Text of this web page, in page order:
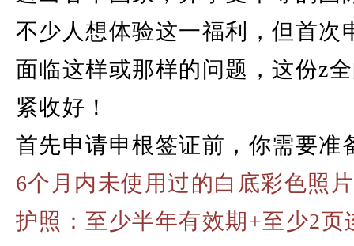
不少人想体验这一福利，但首次
面临这样或那样的问题，这份z
紧收好！
首先申请申根签证前，你需要准
6个月内未使用过的白底彩色照片
护照：至少半年有效期+至少2